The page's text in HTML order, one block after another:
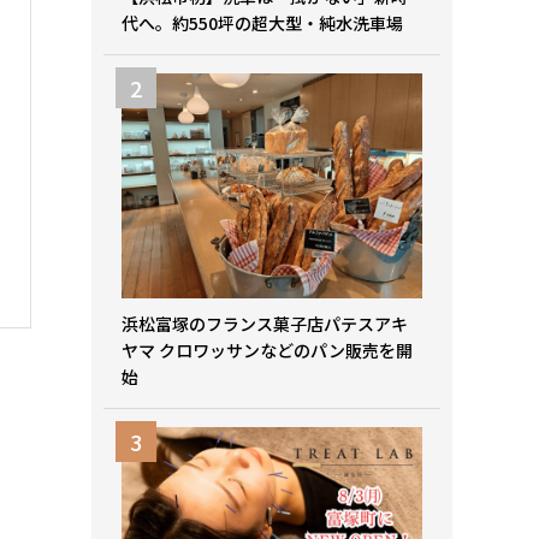
代へ。約550坪の超大型・純水洗車場
浜松富塚のフランス菓子店パテスアキ
ヤマ クロワッサンなどのパン販売を開
始